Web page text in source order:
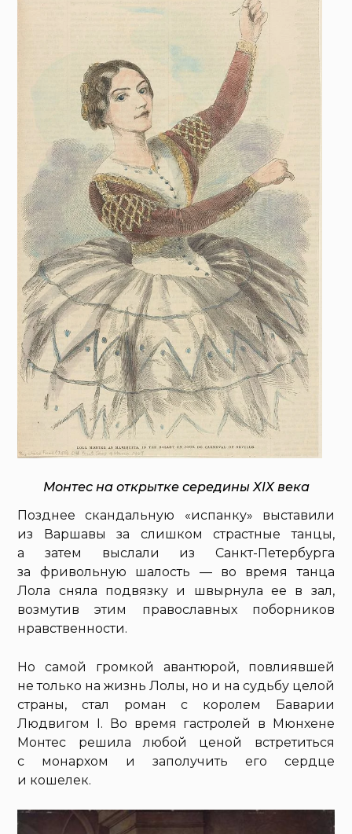
Монтес на открытке середины XIX века
Позднее скандальную «испанку» выставили
из Варшавы за слишком страстные танцы,
а затем выслали из Санкт-Петербурга
за фривольную шалость — во время танца
Лола сняла подвязку и швырнула ее в зал,
возмутив этим православных поборников
нравственности.
Но самой громкой авантюрой, повлиявшей
не только на жизнь Лолы, но и на судьбу целой
страны, стал роман с королем Баварии
Людвигом I. Во время гастролей в Мюнхене
Монтес решила любой ценой встретиться
с монархом и заполучить его сердце
и кошелек.